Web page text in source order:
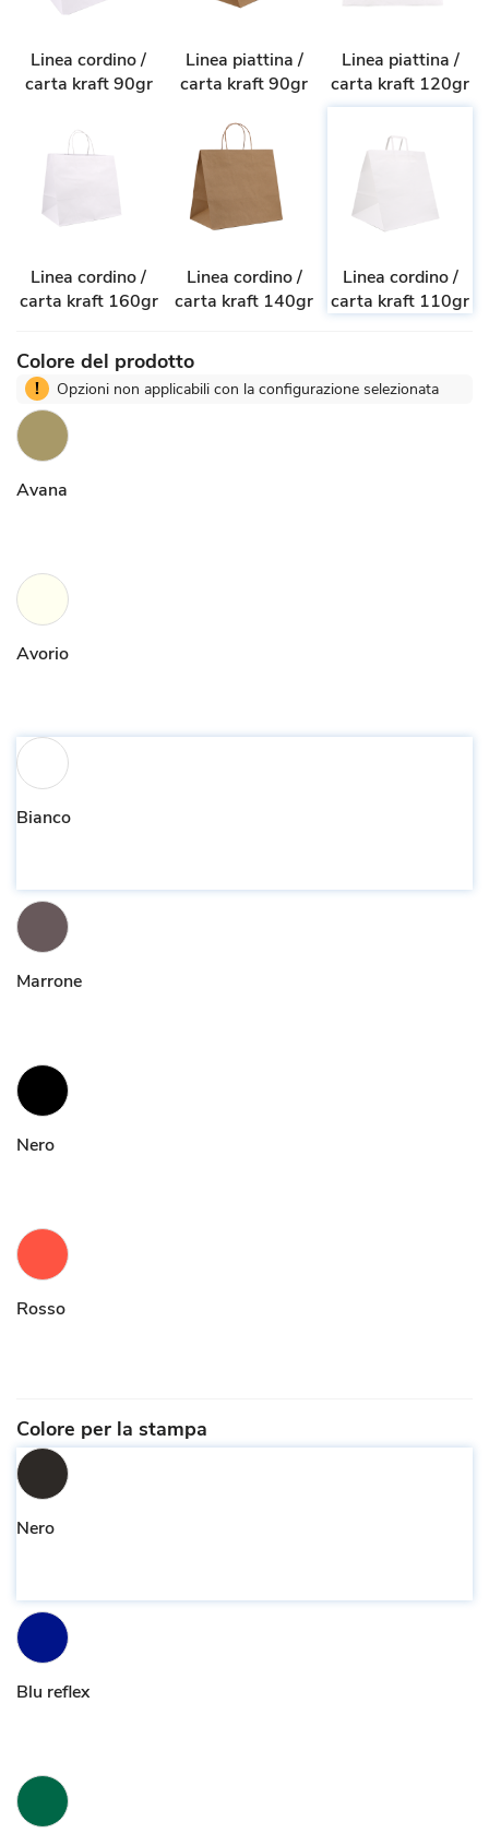
Linea cordino /
carta kraft 90gr
Linea piattina /
carta kraft 90gr
Linea piattina /
carta kraft 120gr
Linea cordino /
carta kraft 160gr
Linea cordino /
carta kraft 140gr
Linea cordino /
carta kraft 110gr
Colore del prodotto
! Opzioni non applicabili con la configurazione selezionata
Avana
Avorio
Bianco
Marrone
Nero
Rosso
Colore per la stampa
Nero
Blu reflex